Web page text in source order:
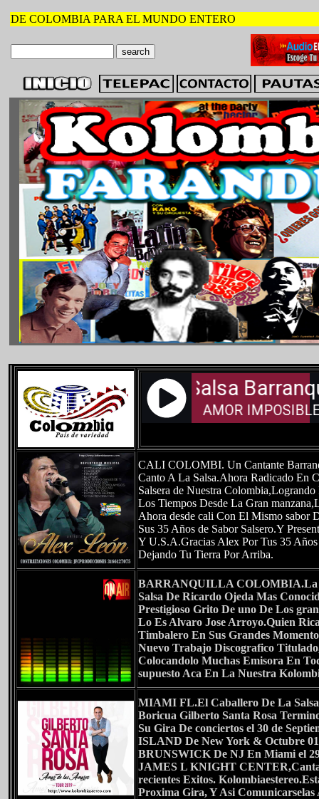
DE COLOMBIA PARA EL MUNDO ENTERO
CALI COLOMBI. Un Cantante
Canto A La Salsa.Ahora Radicado En
Salsera de Nuestra Colombia,Logrando
Los Tiempos Desde La Gran
Ahora desde cali Con El Mismo sabor
Sus 35 Años de Sabor Salsero.Y
Y U.S.A.Gracias Alex Por Tus 35
Dejando Tu Tierra Por Arriba.
BARRANQUILLA COLOMBIA.La
Salsa De Ricardo Ojeda Mas
Prestigioso Grito De uno De Los
Lo Es Alvaro Jose Arroyo.Quien
Timbalero En Sus Grandes
Nuevo Trabajo Discografico
Colocandolo Muchas Emisora En
supuesto Aca En La Nuestra
MIAMI FL.El Caballero De La
Boricua Gilberto Santa Rosa
Su Gira De conciertos el 30 de
ISLAND De New York & Octubre
BRUNSWICK De NJ En Miami el
JAMES L KNIGHT
recientes Exitos.
Proxima Gira, Y Asi Comunicarselas